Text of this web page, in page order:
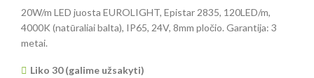
20W/m LED juosta EUROLIGHT, Epistar 2835, 120LED/m,
4000K (natūraliai balta), IP65, 24V, 8mm pločio. Garantija: 3
metai.
Liko 30 (galime užsakyti)